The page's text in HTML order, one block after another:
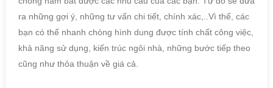
ra những gợi ý, những tư vấn chi tiết, chính xác,..Vì thế, các
bạn có thể nhanh chóng hình dung được tính chất công việc,
khả năng sử dụng, kiến trúc ngôi nhà, những bước tiếp theo
cũng như thỏa thuận về giá cả.